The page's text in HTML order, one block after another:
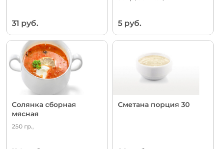
31 руб. 5 руб.
Солянка сборная
мясная
250 гр.,
Сметана порция 30